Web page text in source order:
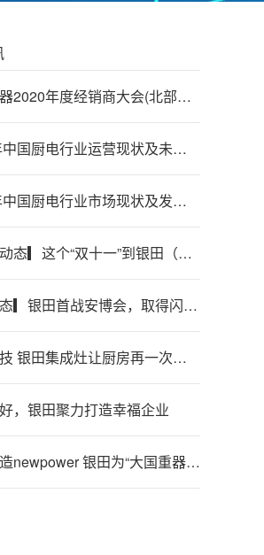
银田电器2020年度经销商大会(北部场)火热举办
2019年中国厨电行业运营现状及未来发展空间分析
2019年中国厨电行业市场现状及发展趋势分析 将朝着绿色智能、节能环保方向转型
体验店动态▎这个“双十一”到银田（徐闻）体验店，愿你长长“99”
企业动态▎银田首战安博会，取得闪亮好成绩！
创新科技 银田集成灶让厨房再一次升级
，银田聚力打造幸福企业
中国制造newpower 银田为“大国重器”助力